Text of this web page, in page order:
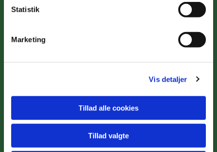
Statistik
Marketing
Vis detaljer
Tillad alle cookies
Tillad valgte